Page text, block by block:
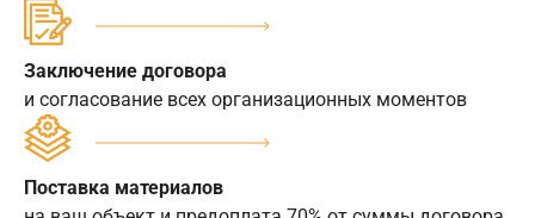
Заключение договора
и согласование всех организационных моментов
Поставка материалов